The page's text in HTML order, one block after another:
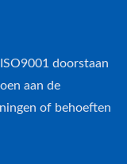
doorstaan
aan de
of behoeften